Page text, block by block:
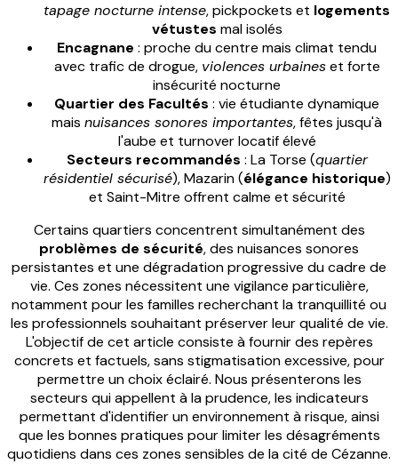
tapage nocturne intense, pickpockets et logements
vétustes mal isolés
Encagnane : proche du centre mais climat tendu
avec trafic de drogue, violences urbaineset forte
insécurité nocturne
Quartier des Facultés : vie étudiante dynamique
mais nuisances sonores importantes, fêtes jusqu'à
l'aube et turnover locatif élevé
Secteurs recommandés : La Torse (quartier
résidentiel sécurisé), Mazarin (élégance historique)
et Saint-Mitre offrent calme et sécurité
Certains quartiers concentrent simultanément des
problèmes de sécurité, des nuisances sonores
persistantes et une dégradation progressive du cadre de
vie. Ces zones nécessitent une vigilance particulière,
notamment pour les familles recherchant la tranquillité ou
les professionnels souhaitant préserver leur qualité de vie.
L'objectif de cet article consiste à fournir des repères
concrets et factuels, sans stigmatisation excessive, pour
permettre un choix éclairé. Nous présenterons les
secteurs qui appellent à la prudence, les indicateurs
permettant d'identifier un environnement à risque, ainsi
que les bonnes pratiques pour limiter les désagréments
quotidiens dans ces zones sensibles de la cité de Cézanne.